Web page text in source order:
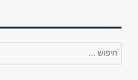
חפש: